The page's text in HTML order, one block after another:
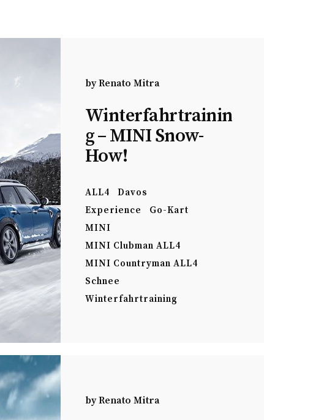
byRenato Mitra
Winterfahrtrainin
g – MINI Snow-
How!
ALL4
Davos
Experience
Go-Kart
MINI
MINI Clubman ALL4
MINI Countryman ALL4
Schnee
Winterfahrtraining
byRenato Mitra